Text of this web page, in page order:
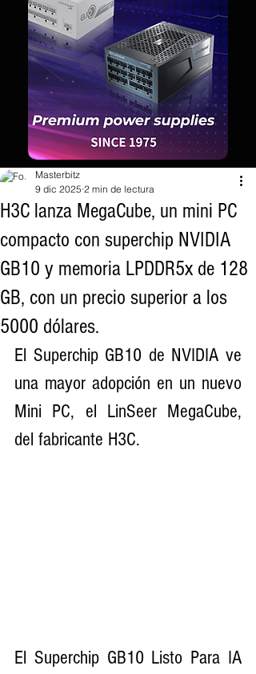
H3C lanza MegaCube, un mini PC
compacto con superchip NVIDIA
GB10 y memoria LPDDR5x de 128
GB, con un precio superior a los
5000 dólares.
Masterbitz
9 dic 2025 2 min de lectura
El Superchip GB10 de NVIDIA ve
una mayor adopción en un nuevo
Mini PC, el LinSeer MegaCube,
del fabricante H3C.
El Superchip GB10 Listo Para IA